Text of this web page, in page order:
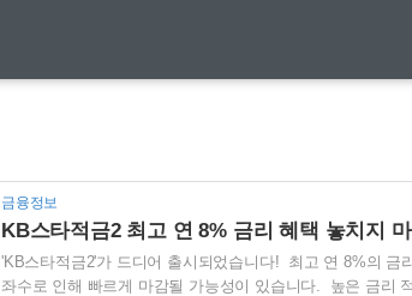
금융정보
KB스타적금2 최고 연 8% 금리 혜택 놓치지
'KB스타적금2'가 드디어 출시되었습니다! 최고 연 8%의 금
좌수로 인해 빠르게 마감될 가능성이 있습니다. 높은 금리